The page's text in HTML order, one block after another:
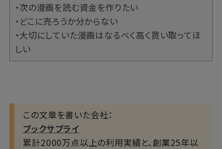
・次の漫画を読む資金を作りたい
・どこに売ろうか分からない
・大切にしていた漫画はなるべく高く買い取ってほ
しい
この文章を書いた会社：
ブックサプライ
累計2000万点以上の利用実績と、創業25年以